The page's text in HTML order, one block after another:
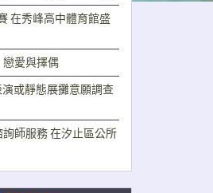
在秀峰高中體育館盛
戀愛與擇偶
或靜態展攤意願調查
師服務 在汐止區公所